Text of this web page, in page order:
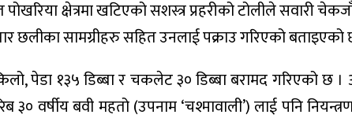
क्षेत्रमा खटिएको सशस्त्र प्रहरीको टोलीले सवारी
छलीका सामग्रीहरु सहित उनलाई पक्राउ गरिएको बताइएको
पेडा १३५ डिब्बा र चकलेट ३० डिब्बा बरामद गरिएको छ ।
वर्षीय बवी महतो (उपनाम ‘चश्मावाली’) लाई पनि